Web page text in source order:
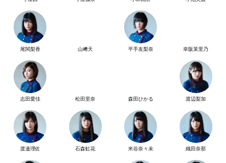
尾関梨香 山﨑天 平手友梨奈 幸阪茉里乃
志田愛佳 松田里奈 森田ひかる 渡辺梨加
渡邉理佐 石森虹花 米谷奈々未 織田奈那